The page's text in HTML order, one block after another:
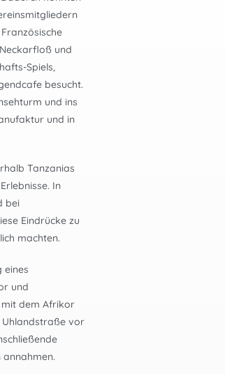
und
Spiels,
besucht.
und ins
und in
Tanzanias
In
bei
Eindrücke zu
machten.
eines
und
mit dem Afrikor
Uhlandstraße vor